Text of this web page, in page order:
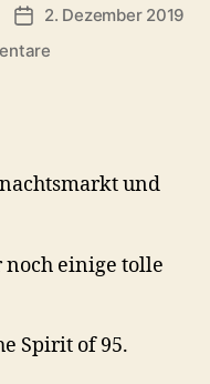
2. Dezember 2019
zu
Roachfordund
noch einige tolle
Spirit of 95.